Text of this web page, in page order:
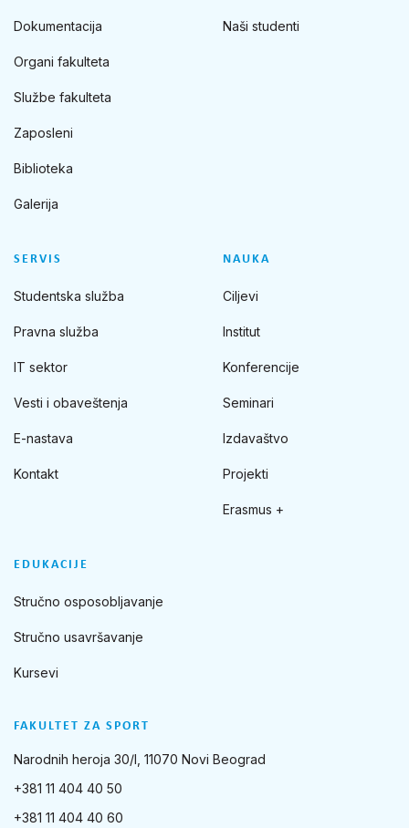
FAKULTET ZA SPORT
Narodnih heroja 30/I, 11070 Novi Beograd
+381 11 404 40 50
+381 11 404 40 60
Dokumentacija
Organi fakulteta
Službe fakulteta
Zaposleni
Biblioteka
Galerija
Naši studenti
SERVIS
Studentska služba
Pravna služba
IT sektor
Vesti i obaveštenja
E-nastava
Kontakt
NAUKA
Ciljevi
Institut
Konferencije
Seminari
Izdavaštvo
Projekti
Erasmus +
EDUKACIJE
Stručno osposobljavanje
Stručno usavršavanje
Kursevi